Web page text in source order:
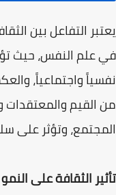
يعتبر التفاعل بين
في علم النفس، حيث
نفسياً واجتماعياً،
من القيم والمعتقدات
المجتمع، وتؤثر على
تأثير الثقافة على